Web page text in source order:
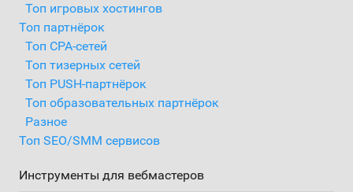
Топ игровых хостингов
Топ партнёрок
Топ CPA-сетей
Топ тизерных сетей
Топ PUSH-партнёрок
Топ образовательных партнёрок
Разное
Топ SEO/SMM сервисов
Инструменты для вебмастеров